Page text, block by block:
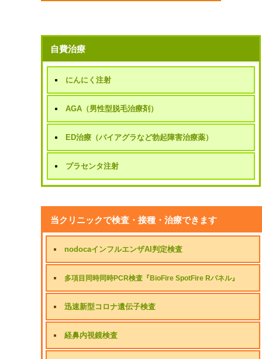
自費治療
にんにく注射
AGA（男性型脱毛治療剤）
ED治療（バイアグラなど勃起障害治療薬）
プラセンタ注射
当クリニックで検査・接種・治療できます
nodocaインフルエンザAI判定検査
多項目同時同時PCR検査『BioFire SpotFire Rパネル』
迅速新型コロナ遺伝子検査
経鼻内視鏡検査